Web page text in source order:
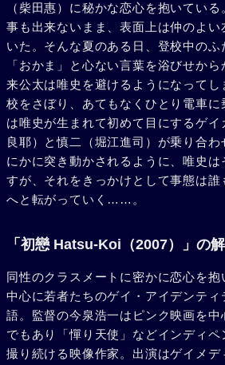
（柴田惠）に秘かな恋心を抱いてい
事も出来ないまま、表面上は仲のよい
いた。そんな夏のある日、登校中の
「おかま」と心ない言葉を浴びせか
来公太は唯史を避けるようになって
校をさぼり、あてもなくひとり電車に
は唯史が生まれて初めて目にするゲ
良耶）と慎二（堀江進司）が乗り合
にかに突き動かされるように、唯史は
すが、それをきっかけとして事態は誰
へと転がっていく……。
「初戀 Hatsu-Koi（2007）」の
同性のクラスメートに密かに恋心を
中心に若者たちのゲイ・アイデンティ
語。監督の今泉浩一はピンク映画を
でもあり「憚り天使」などインディ
撮り続ける映像作家。出演はゲイメ